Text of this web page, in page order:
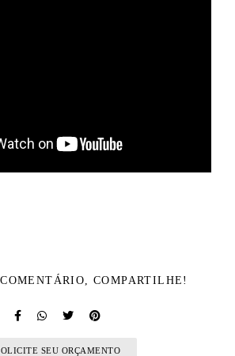
COMPARTILHE!
SEU ORÇAMENTO